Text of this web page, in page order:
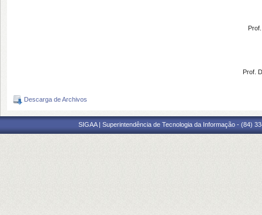
Prof.
Descarga de Archivos
SIGAA | Superintendência de Tecnologia da Informação - (84)